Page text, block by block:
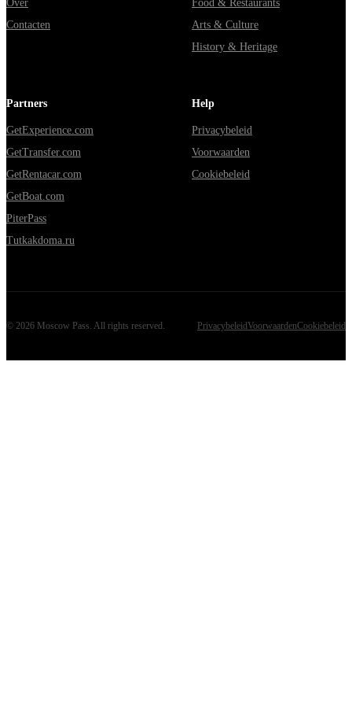
Over
Contacten
Food & Restaurants
Arts & Culture
History & Heritage
Partners
GetExperience.com
GetTransfer.com
GetRentacar.com
GetBoat.com
PiterPass
Tutkakdoma.ru
Help
Privacybeleid
Voorwaarden
Cookiebeleid
© 2026 Moscow Pass. All rights reserved. PrivacybeleidVoorwaardenCookiebeleid